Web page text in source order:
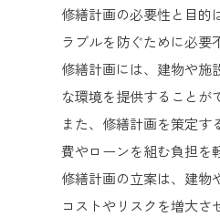
修繕計画の必要性と目的
ラブルを防ぐために必要
修繕計画には、建物や施
な環境を提供することが
また、修繕計画を策定
費やローンを組む負担を
修繕計画の立案は、建物
コストやリスクを増大さ